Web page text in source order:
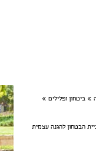
» ביטחון ופלילים »
הבטחון להגנה עצמית